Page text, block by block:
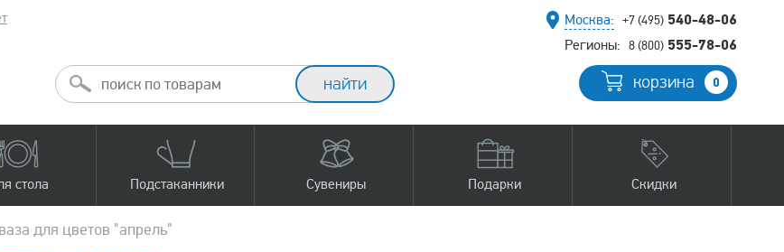
Москва: +7 (495) 540-48-06
Регионы: 8 (800) 555-78-06
корзина 0
стола Подстаканники Сувениры Подарки Скидки
ваза для цветов "апрель"